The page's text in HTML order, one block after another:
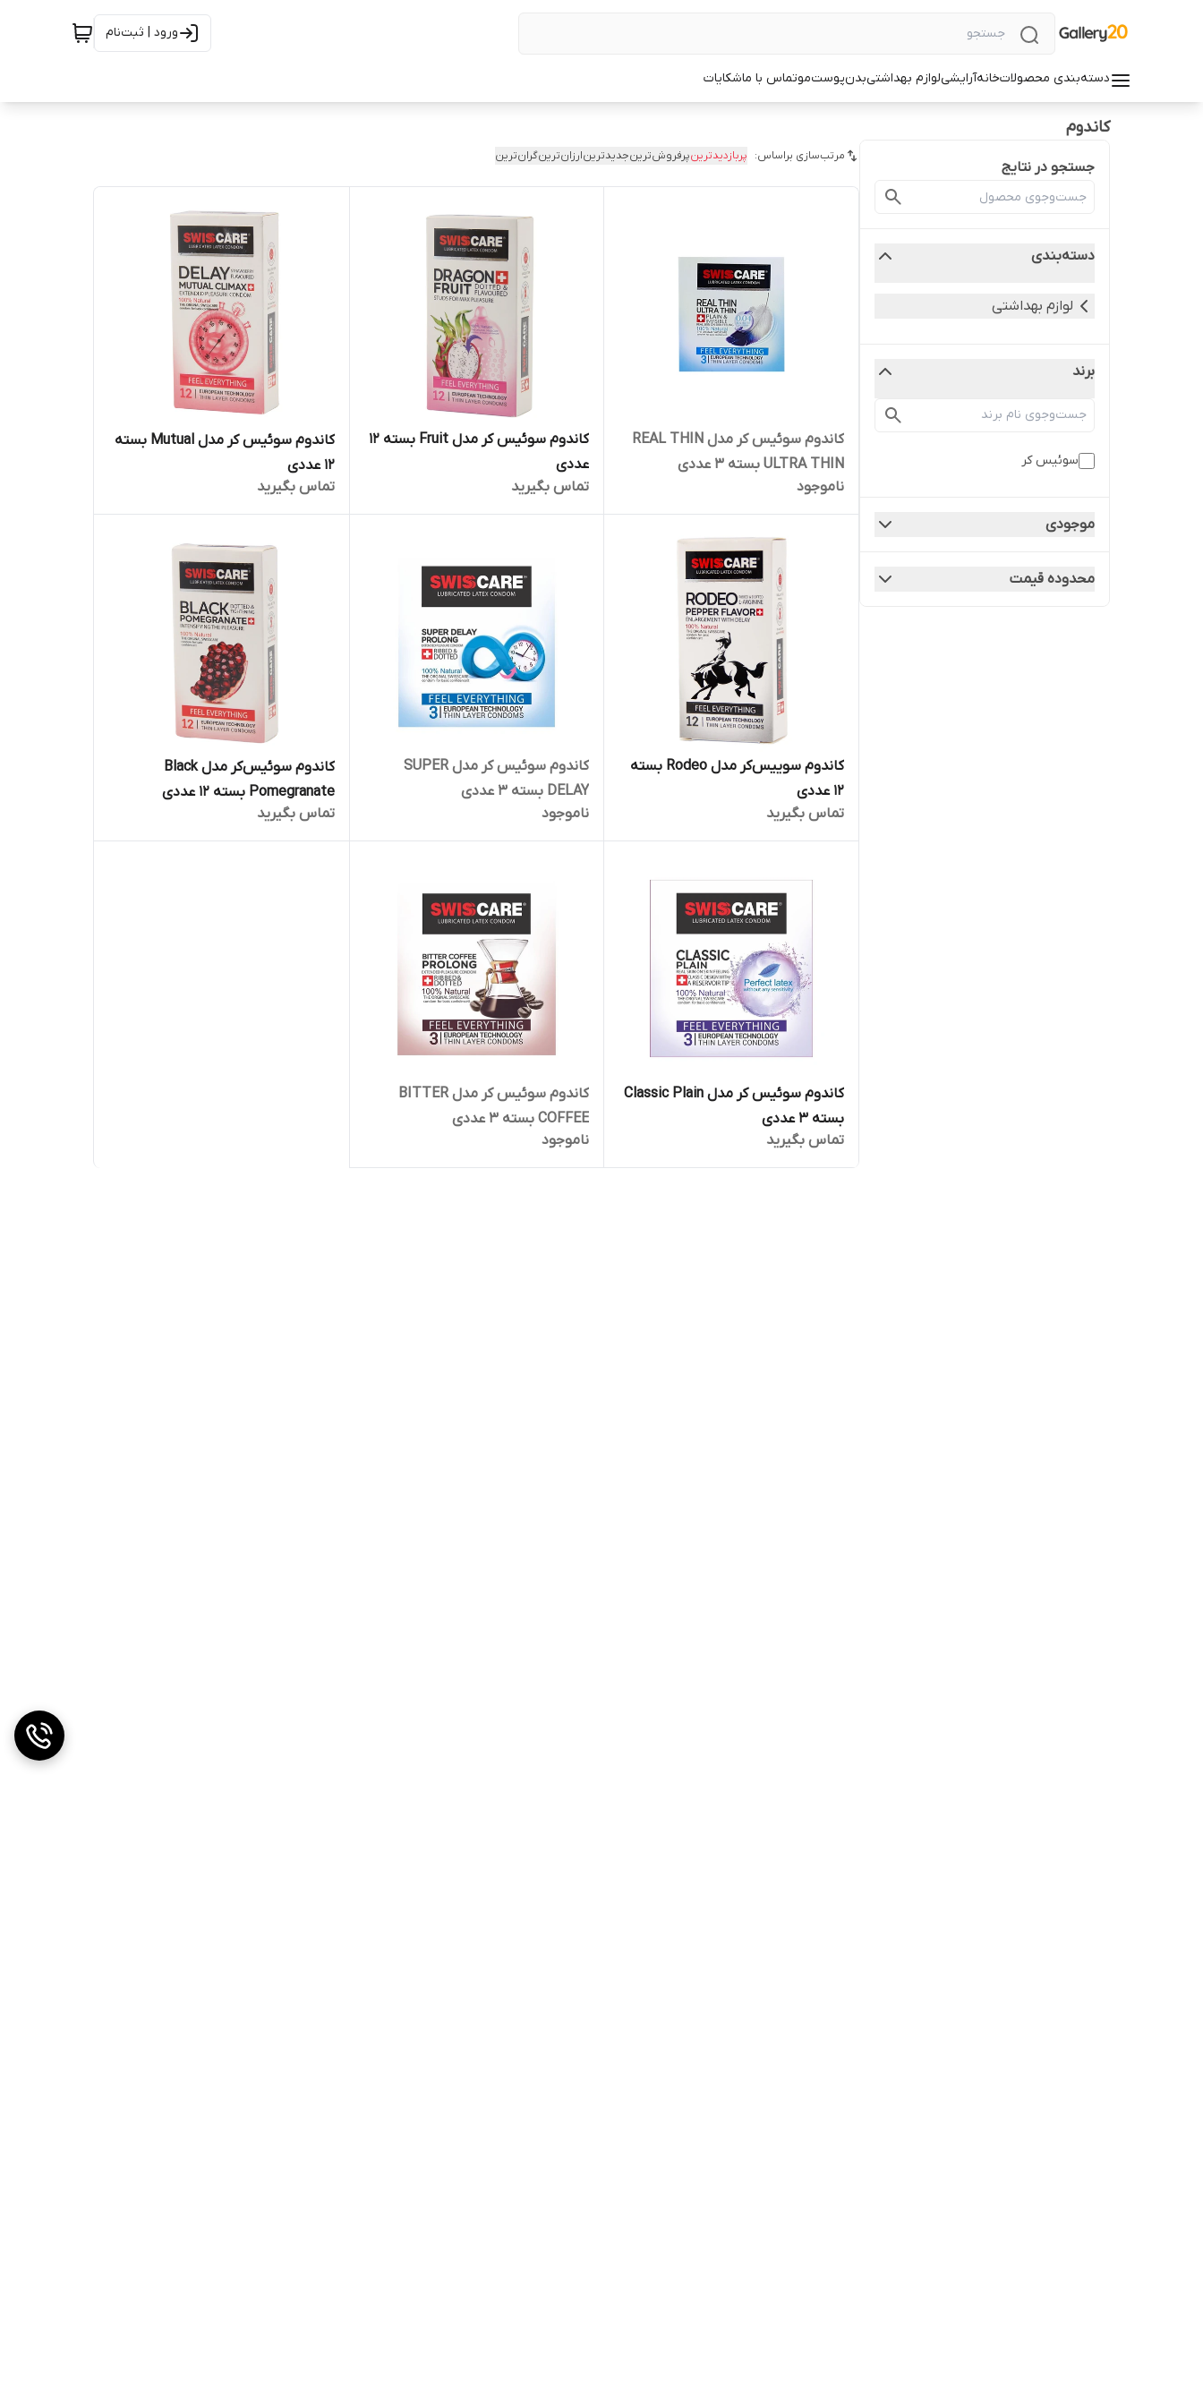
ورود | ثبت‌نام
دسته‌بندی محصولاتخانهآرایشیلوازم بهداشتیبدنپوستموتماس با ماشکایات
کاندوم
جستجو در نتایج
دسته‌بندی
لوازم بهداشتی
برند
سوئیس کر
موجودی
محدوده قیمت
مرتب‌سازی براساس: پربازدیدترینپرفروش‌ترینجدیدترینارزان‌ترینگران‌ترین
کاندوم سوئیس کر مدل REAL THIN
ULTRA THIN بسته 3 عددی
ناموجود
کاندوم سوئیس کر مدل Fruit بسته 12
عددی
تماس بگیرید
کاندوم سوئیس کر مدل Mutual بسته
12 عددی
تماس بگیرید
کاندوم سوییس‌کر مدل Rodeo بسته
12 عددی
تماس بگیرید
کاندوم سوئیس کر مدل SUPER
DELAY بسته 3 عددی
ناموجود
کاندوم سوئیس‌کر مدل Black
Pomegranate بسته 12 عددی
تماس بگیرید
کاندوم سوئیس کر مدل Classic Plain
بسته 3 عددی
تماس بگیرید
کاندوم سوئیس کر مدل BITTER
COFFEE بسته 3 عددی
ناموجود